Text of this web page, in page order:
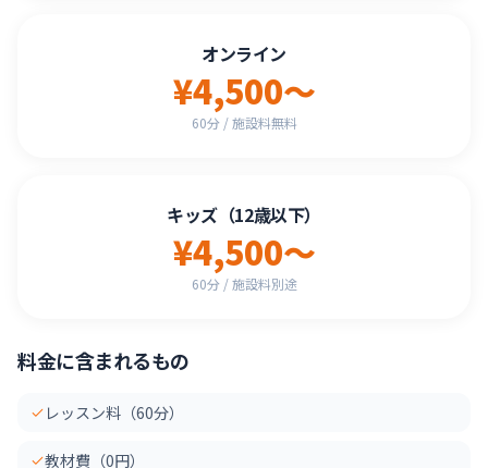
オンライン
¥4,500〜
60分 / 施設料無料
キッズ（12歳以下）
¥4,500〜
60分 / 施設料別途
料金に含まれるもの
レッスン料（60分）
教材費（0円）